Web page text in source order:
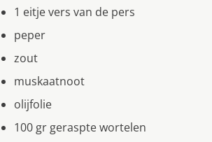
1 eitje vers van de pers
peper
zout
muskaatnoot
olijfolie
100 gr geraspte wortelen